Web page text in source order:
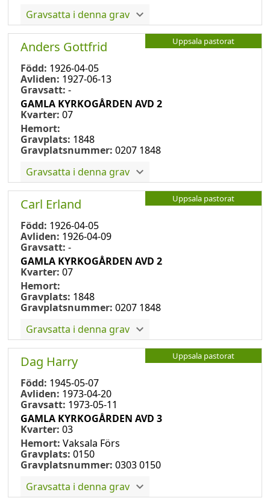
Gravsatta i denna grav
Uppsala pastorat
Anders Gottfrid
Född: 1926-04-05
Avliden: 1927-06-13
Gravsatt: -
GAMLA KYRKOGÅRDEN AVD 2
Kvarter: 07
Hemort:
Gravplats: 1848
Gravplatsnummer: 0207 1848
Gravsatta i denna grav
Uppsala pastorat
Carl Erland
Född: 1926-04-05
Avliden: 1926-04-09
Gravsatt: -
GAMLA KYRKOGÅRDEN AVD 2
Kvarter: 07
Hemort:
Gravplats: 1848
Gravplatsnummer: 0207 1848
Gravsatta i denna grav
Uppsala pastorat
Dag Harry
Född: 1945-05-07
Avliden: 1973-04-20
Gravsatt: 1973-05-11
GAMLA KYRKOGÅRDEN AVD 3
Kvarter: 03
Hemort: Vaksala Förs
Gravplats: 0150
Gravplatsnummer: 0303 0150
Gravsatta i denna grav